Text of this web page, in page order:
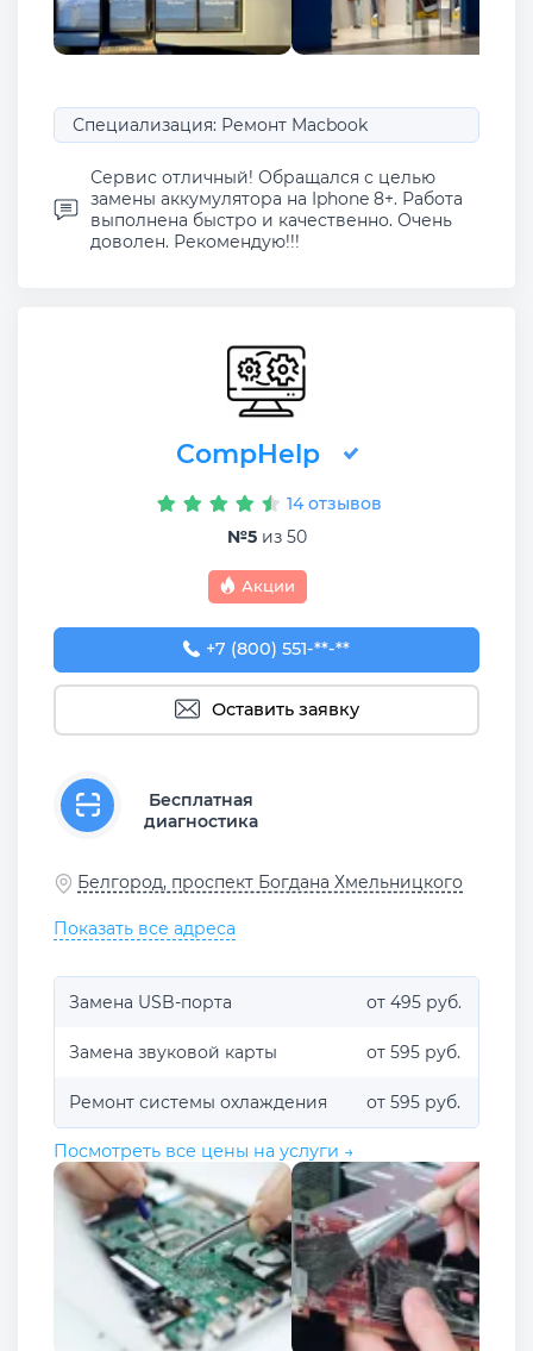
Специализация: Ремонт Macbook
Сервис отличный! Обращался с целью
замены аккумулятора на Iphone 8+. Работа
выполнена быстро и качественно. Очень
доволен. Рекомендую!!!
CompHelp
14 отзывов
№5из 50
Акции
+7 (800) 551-74-09
+7 (800) 551-**-**
Оставить заявку
Бесплатная
диагностика
Белгород, проспект Богдана Хмельницкого
Показать все адреса
Замена USB-порта от 495 руб.
Замена звуковой карты от 595 руб.
Ремонт системы охлаждения от 595 руб.
Посмотреть все цены на услуги →